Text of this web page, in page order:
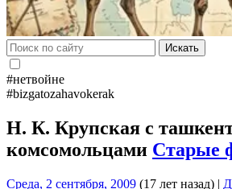
Искать
#нетвойне
#bizgatozahavokerak
Н. К. Крупская с
комсомольцами Старые
Среда, 2 сентября, 2009 (17 лет назад) |